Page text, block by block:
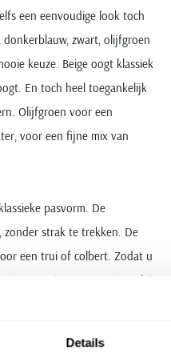
Details
een eenvoudige look toch
zwart, olijfgroen
keuze. Beige oogt klassiek
En toch heel toegankelijk
Olijfgroen voor een
voor een fijne mix van
pasvorm. De
strak te trekken. De
een trui of colbert. Zodat u
jas mag niet openwaaieren bij
genoeg zijn. In ieder geval